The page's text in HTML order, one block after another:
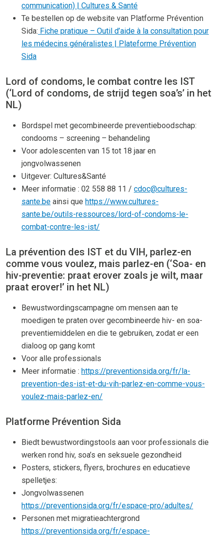
communication) | Cultures & Santé
Te bestellen op de website van Platforme Prévention
Sida: Fiche pratique – Outil d’aide à la consultation pour
les médecins généralistes | Plateforme Prévention
Sida
Lord of condoms, le combat contre les IST
(‘Lord of condoms, de strijd tegen soa’s’ in het
NL)
Bordspel met gecombineerde preventieboodschap:
condooms – screening – behandeling
Voor adolescenten van 15 tot 18 jaar en
jongvolwassenen
Uitgever: Cultures&Santé
Meer informatie : 02 558 88 11 / cdoc@cultures-
sante.be ainsi que https://www.cultures-
sante.be/outils-ressources/lord-of-condoms-le-
combat-contre-les-ist/
La prévention des IST et du VIH, parlez-en
comme vous voulez, mais parlez-en (‘Soa- en
hiv-preventie: praat erover zoals je wilt, maar
praat erover!’ in het NL)
Bewustwordingscampagne om mensen aan te
moedigen te praten over gecombineerde hiv- en soa-
preventiemiddelen en die te gebruiken, zodat er een
dialoog op gang komt
Voor alle professionals
Meer informatie : https://preventionsida.org/fr/la-
prevention-des-ist-et-du-vih-parlez-en-comme-vous-
voulez-mais-parlez-en/
Platforme Prévention Sida
Biedt bewustwordingstools aan voor professionals die
werken rond hiv, soa’s en seksuele gezondheid
Posters, stickers, flyers, brochures en educatieve
spelletjes:
Jongvolwassenen
https://preventionsida.org/fr/espace-pro/adultes/
Personen met migratieachtergrond
https://preventionsida.org/fr/espace-